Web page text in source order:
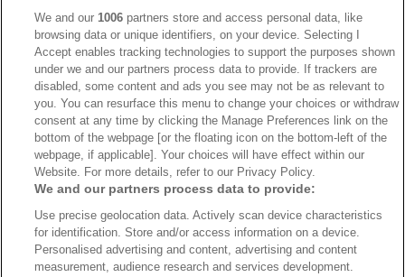
→Bwin Bonus →Bwin besuchen
We and our1006 partners store and access personal data, like
browsing data or unique identifiers, on your device. Selecting I
Accept enables tracking technologies to support the purposes shown
under we and our partners process data to provide. If trackers are
disabled, some content and ads you see may not be as relevant to
you. You can resurface this menu to change your choices or withdraw
consent at any time by clicking the Manage Preferences link on the
bottom of the webpage [or the floating icon on the bottom-left of the
webpage, if applicable]. Your choices will have effect within our
Website. For more details, refer to our Privacy Policy.
We and our partners process data to provide:
Use precise geolocation data. Actively scan device characteristics
for identification. Store and/or access information on a device.
Personalised advertising and content, advertising and content
measurement, audience research and services development.